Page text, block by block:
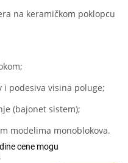
na keramičkom poklopcu
i podesiva visina poluge;
(bajonet sistem);
modelima monoblokova.